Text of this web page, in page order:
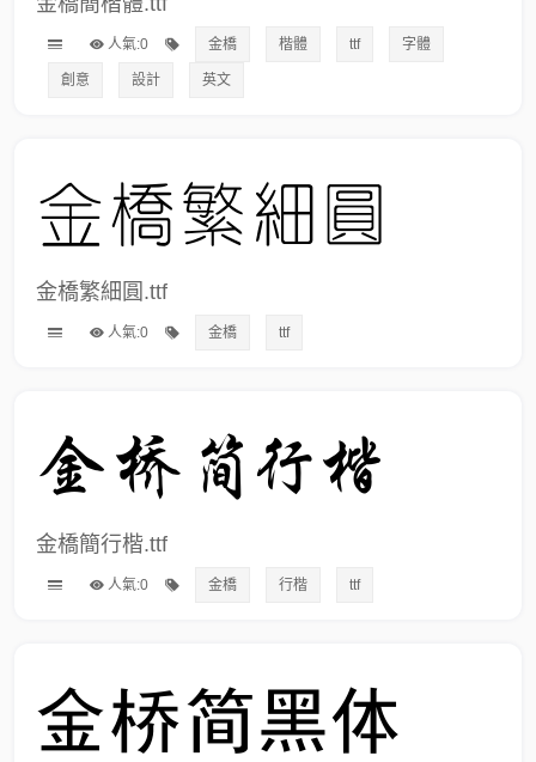
人氣:0 金橋 楷體 ttf 字體
創意 設計 英文
金橋繁細圓.ttf
人氣:0 金橋 ttf
金橋簡行楷.ttf
人氣:0 金橋 行楷 ttf